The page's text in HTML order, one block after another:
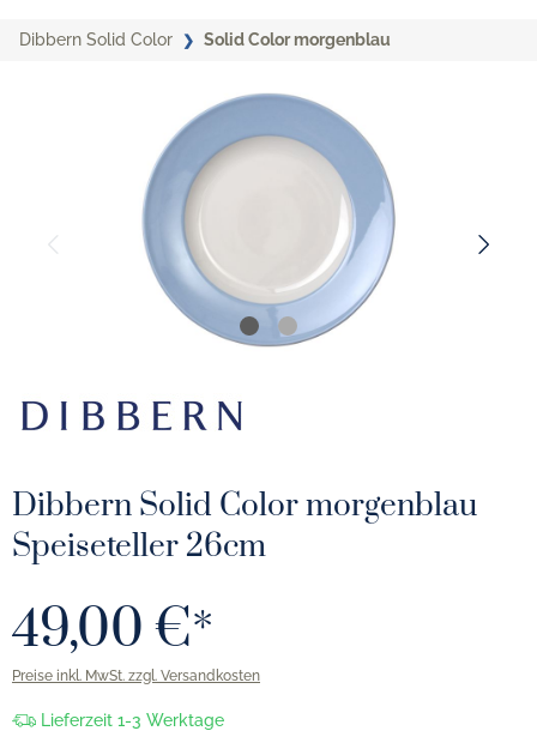
Dibbern Solid Color Solid Color morgenblau
Dibbern Solid Color morgenblau
Speiseteller 26cm
49,00 €*
Preise inkl. MwSt. zzgl. Versandkosten
Lieferzeit 1-3 Werktage